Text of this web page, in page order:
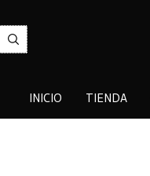
INICIO TIENDA